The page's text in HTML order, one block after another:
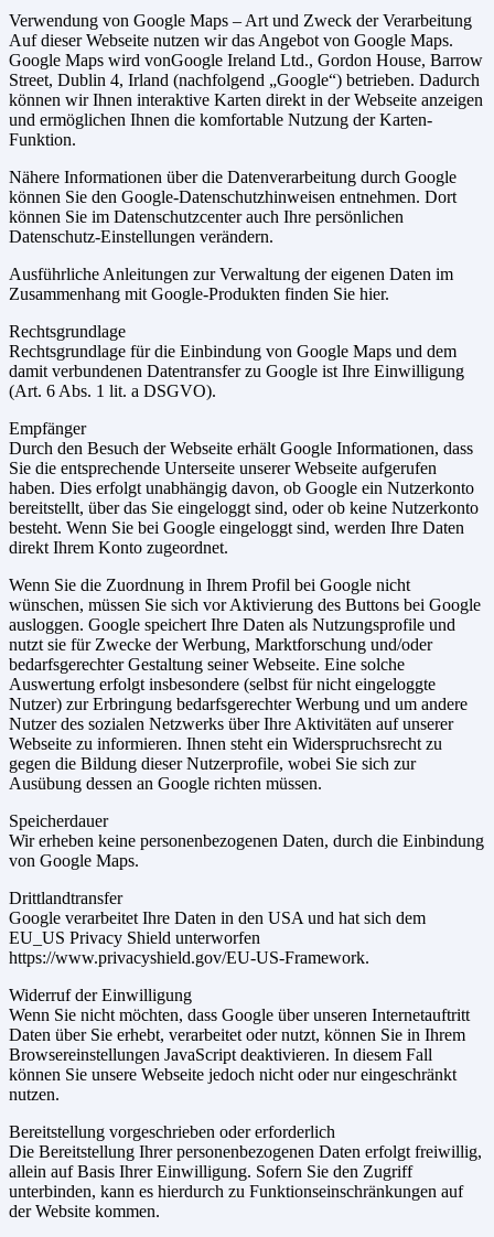
Verwendung von Google Maps – Art und Zweck der Verarbeitung
Auf dieser Webseite nutzen wir das Angebot von Google Maps.
Google Maps wird vonGoogle Ireland Ltd., Gordon House, Barrow
Street, Dublin 4, Irland (nachfolgend „Google“) betrieben. Dadurch
können wir Ihnen interaktive Karten direkt in der Webseite anzeigen
und ermöglichen Ihnen die komfortable Nutzung der Karten-
Funktion.
Nähere Informationen über die Datenverarbeitung durch Google
können Sie den Google-Datenschutzhinweisen entnehmen. Dort
können Sie im Datenschutzcenter auch Ihre persönlichen
Datenschutz-Einstellungen verändern.
Ausführliche Anleitungen zur Verwaltung der eigenen Daten im
Zusammenhang mit Google-Produkten finden Sie hier.
Rechtsgrundlage
Rechtsgrundlage für die Einbindung von Google Maps und dem
damit verbundenen Datentransfer zu Google ist Ihre Einwilligung
(Art. 6 Abs. 1 lit. a DSGVO).
Empfänger
Durch den Besuch der Webseite erhält Google Informationen, dass
Sie die entsprechende Unterseite unserer Webseite aufgerufen
haben. Dies erfolgt unabhängig davon, ob Google ein Nutzerkonto
bereitstellt, über das Sie eingeloggt sind, oder ob keine Nutzerkonto
besteht. Wenn Sie bei Google eingeloggt sind, werden Ihre Daten
direkt Ihrem Konto zugeordnet.
Wenn Sie die Zuordnung in Ihrem Profil bei Google nicht
wünschen, müssen Sie sich vor Aktivierung des Buttons bei Google
ausloggen. Google speichert Ihre Daten als Nutzungsprofile und
nutzt sie für Zwecke der Werbung, Marktforschung und/oder
bedarfsgerechter Gestaltung seiner Webseite. Eine solche
Auswertung erfolgt insbesondere (selbst für nicht eingeloggte
Nutzer) zur Erbringung bedarfsgerechter Werbung und um andere
Nutzer des sozialen Netzwerks über Ihre Aktivitäten auf unserer
Webseite zu informieren. Ihnen steht ein Widerspruchsrecht zu
gegen die Bildung dieser Nutzerprofile, wobei Sie sich zur
Ausübung dessen an Google richten müssen.
Speicherdauer
Wir erheben keine personenbezogenen Daten, durch die Einbindung
von Google Maps.
Drittlandtransfer
Google verarbeitet Ihre Daten in den USA und hat sich dem
EU_US Privacy Shield unterworfen
https://www.privacyshield.gov/EU-US-Framework.
Widerruf der Einwilligung
Wenn Sie nicht möchten, dass Google über unseren Internetauftritt
Daten über Sie erhebt, verarbeitet oder nutzt, können Sie in Ihrem
Browsereinstellungen JavaScript deaktivieren. In diesem Fall
können Sie unsere Webseite jedoch nicht oder nur eingeschränkt
nutzen.
Bereitstellung vorgeschrieben oder erforderlich
Die Bereitstellung Ihrer personenbezogenen Daten erfolgt freiwillig,
allein auf Basis Ihrer Einwilligung. Sofern Sie den Zugriff
unterbinden, kann es hierdurch zu Funktionseinschränkungen auf
der Website kommen.